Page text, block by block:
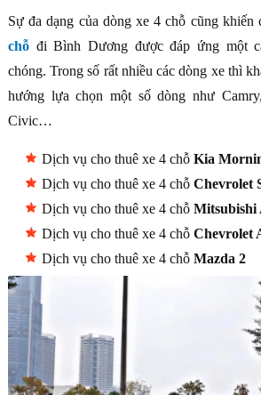
Sự đa dạng của dòng xe 4 chỗ cũng khiến
chỗđi Bình Dương được đáp ứng một
chóng. Trong số rất nhiều các dòng xe thì
hướng lựa chọn một số dòng như
Civic…
Dịch vụ cho thuê xe 4 chỗKia
Dịch vụ cho thuê xe 4 chỗ Chevrolet
Dịch vụ cho thuê xe 4 chỗ Mitsubishi
Dịch vụ cho thuê xe 4 chỗ Chevrolet
Dịch vụ cho thuê xe 4 chỗ Mazda 2